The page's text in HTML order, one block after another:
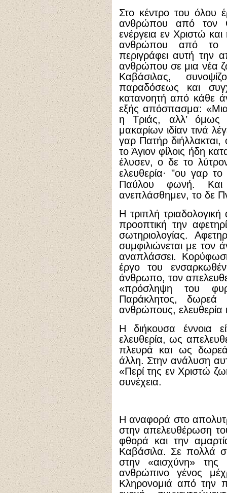
Στο κέντρο του όλου
ανθρώπου από τον
ενέργεια εν Χριστώ
ανθρώπου από το
περιγράφει αυτή την
ανθρώπου σε μια νέα
Καβάσιλας,
παραδόσεως και
κατανοητή από κάθε
εξής απόσπασμα:
η Τριάς, αλλ’
μακαρίων ιδίαν τινά
γαρ Πατήρ
το Άγιον φίλοις ήδη
έλυσεν, ο δε το
ελευθερία· "ου γαρ το
Παύλου φωνή.
ανεπλάσθημεν, το δε
Η τριπλή
προοπτική την
σωτηριολογίας.
συμφιλιώνεται με τον
αναπλάσσει.
έργο του
άνθρωπο, τον
«πρόσληψη του
Παράκλητος,
ανθρώπους, ελευθερία
Η διήκουσα έννοια
ελευθερία, ως
πλευρά και ως
άλλη. Στην ανάλυση
«Περί της εν Χριστώ
συνέχεια.
Η αναφορά στο
στην απελευθέρωση
φθορά και την
Καβάσιλα. Σε πολλά
στην «αισχύνη» της
ανθρώπινο γένος
Κληρονομιά από την